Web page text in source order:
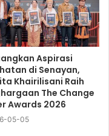
Aspirasi
di Senayan,
Khairilisani Raih
The Change
Awards 2026
05-05